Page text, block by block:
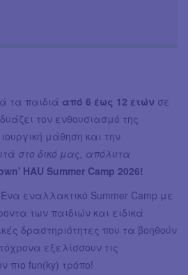
τα παιδιά από 6 έως 12 ετών σε
τον ενθουσιασμό της
μάθηση και την
στο δικό μας, απόλυτα
HAU Summer Camp 2026!
εναλλακτικό Summer Camp με
των παιδιών και ειδικά
δραστηριότητες που τα βοηθούν
εξελίσσουν τις
πιο fun(ky) τρόπο!